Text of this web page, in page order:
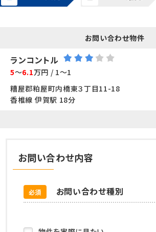
お問い合わせ物件
ランコントル
5～6.1万円 / 1～1
糟屋郡粕屋町内橋東３丁目11-18
香椎線 伊賀駅 18分
お問い合わせ内容
お問い合わせ種別
必須